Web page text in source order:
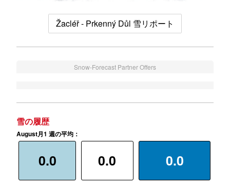
Žacléř - Prkenný Důl 雪リポート
Snow-Forecast Partner Offers
雪の履歴
August月1 週の平均：
0.0 0.0 0.0